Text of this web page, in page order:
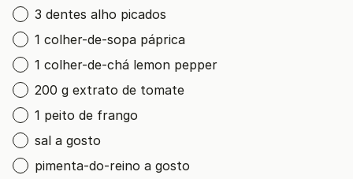
3 dentes alho picados
1 colher-de-sopa páprica
1 colher-de-chá lemon pepper
200 g extrato de tomate
1 peito de frango
sal a gosto
pimenta-do-reino a gosto